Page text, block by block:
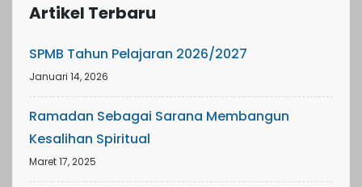
Artikel Terbaru
SPMB Tahun Pelajaran 2026/2027
Januari 14, 2026
Ramadan Sebagai Sarana Membangun
Kesalihan Spiritual
Maret 17, 2025